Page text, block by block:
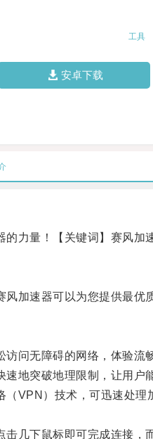
工具
安卓下载
量！【关键词】赛风加
速器可以为您提供最优质
问无障碍的网络，体验流畅
突破地理限制，让用户
）技术，可迅速处理
几下鼠标即可完成连接，